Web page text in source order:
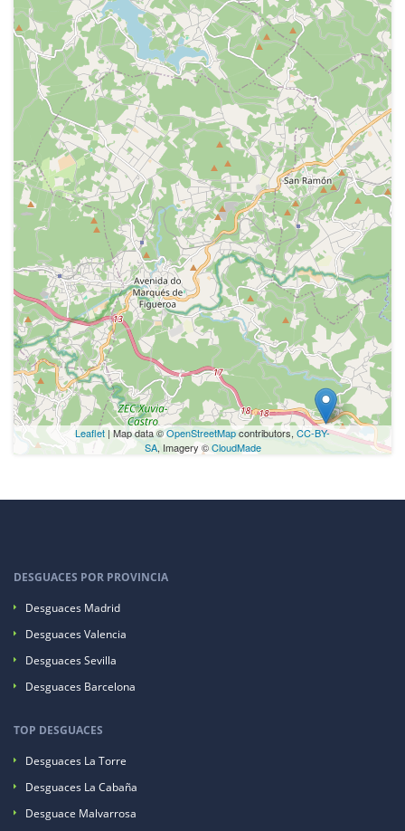
Leaflet | Map data ©OpenStreetMapcontributors, CC-BY-
SA, Imagery ©CloudMade
DESGUACES POR PROVINCIA
Desguaces Madrid
Desguaces Valencia
Desguaces Sevilla
Desguaces Barcelona
TOP DESGUACES
Desguaces La Torre
Desguaces La Cabaña
Desguace Malvarrosa